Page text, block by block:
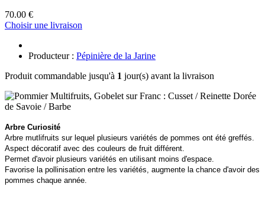
70.00 €
Choisir une livraison
Producteur : Pépinière de la Jarine
Produit commandable jusqu'à 1 jour(s) avant la livraison
Arbre Curiosité
Arbre mutlifruits sur lequel plusieurs variétés de pommes ont été greffés.
Aspect décoratif avec des couleurs de fruit différent.
Permet d'avoir plusieurs variétés en utilisant moins d'espace.
Favorise la pollinisation entre les variétés, augmente la chance d'avoir des
pommes chaque année.